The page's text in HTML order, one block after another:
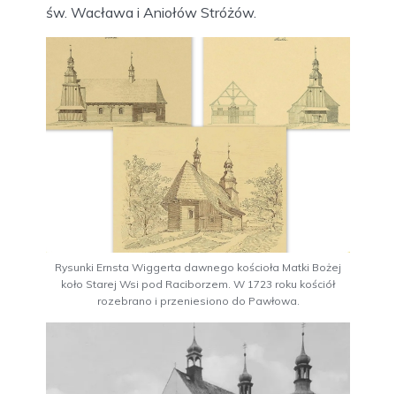
św. Wacława i Aniołów Stróżów.
Rysunki Ernsta Wiggerta dawnego kościoła Matki Bożej
koło Starej Wsi pod Raciborzem. W 1723 roku kościół
rozebrano i przeniesiono do Pawłowa.